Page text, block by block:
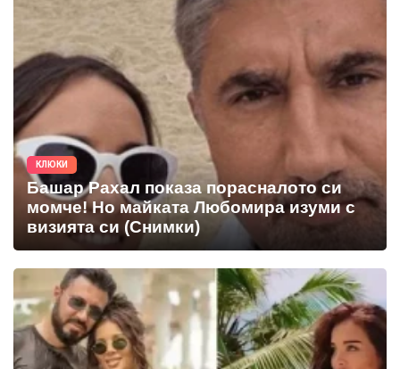
КЛЮКИ
Башар Рахал показа порасналото си
момче! Но майката Любомира изуми с
визията си (Снимки)